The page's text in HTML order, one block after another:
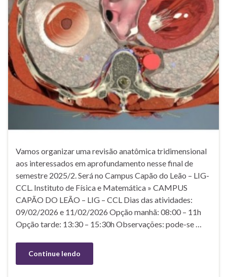
Vamos organizar uma revisão anatômica tridimensional
aos interessados em aprofundamento nesse final de
semestre 2025/2. Será no Campus Capão do Leão – LIG-
CCL. Instituto de Física e Matemática » CAMPUS
CAPÃO DO LEÃO – LIG – CCL Dias das atividades:
09/02/2026 e 11/02/2026 Opção manhã: 08:00 – 11h
Opção tarde: 13:30 – 15:30h Observações: pode-se …
Continue lendo